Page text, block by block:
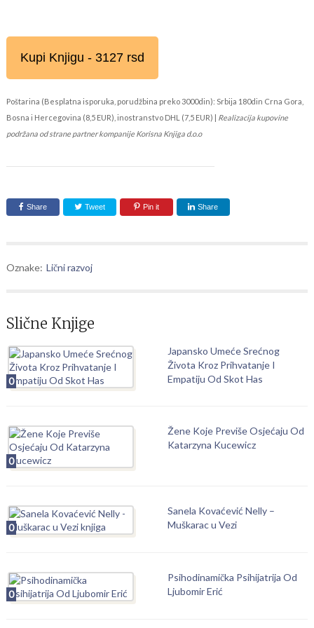
Kupi Knjigu - 3127 rsd
Poštarina (Besplatna isporuka, porudžbina preko 3000din): Srbija 180din Crna Gora,
Bosna i Hercegovina (8,5 EUR), inostranstvo DHL (7,5 EUR) | Realizacija kupovine
podržana od strane partner kompanije Korisna Knjiga d.o.o
Share Tweet Pin it Share
Oznake: Lični razvoj
Slične Knjige
0
Japansko Umeće Srećnog
Života Kroz Prihvatanje I
Empatiju Od Skot Has
0
Žene Koje Previše Osjećaju Od
Katarzyna Kucewicz
0
Sanela Kovaćević Nelly –
Muškarac u Vezi
0
Psihodinamička Psihijatrija Od
Ljubomir Erić